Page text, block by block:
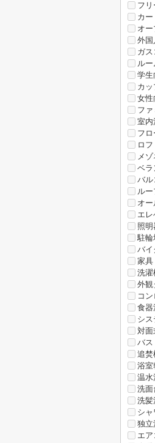
フリ
カー
オ
外国
ガ
ル
学生
カッ
女性
フ
室内
フ
ロフ
メゾ
ベラ
バル
ル
オ
エレ
照明
駐輪
バイ
家具
洗濯
外観
コ
食器
シ
対面
バス
追焚
浴室
温水
洗面
洗髪
シャ
独立
エア